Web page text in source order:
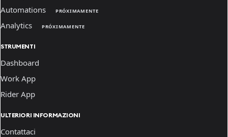
Automations
PRÓXIMAMENTE
Analytics PRÓXIMAMENTE
STRUMENTI
Dashboard
Work App
Rider App
ULTERIORI INFORMAZIONI
Contattaci